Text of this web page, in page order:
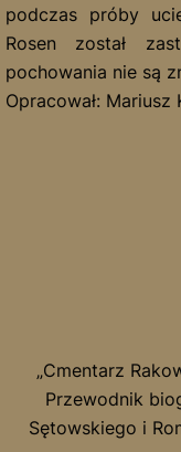
„Cmentarz
Przewodnik
i Romana
nie są znane.
Opracował: Mariusz